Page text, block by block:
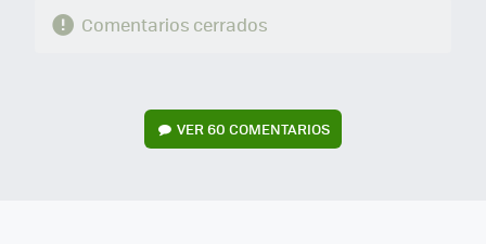
Comentarios cerrados
VER60 COMENTARIOS